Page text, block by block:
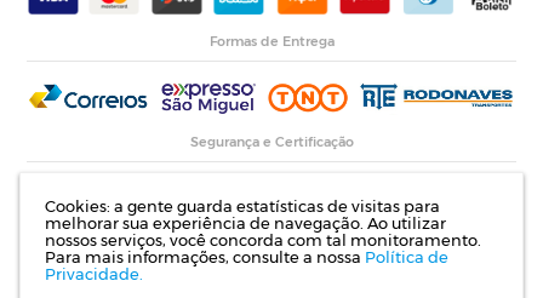
Cookies: a gente guarda estatísticas de visitas para
melhorar sua experiência de navegação. Ao utilizar
nossos serviços, você concorda com tal monitoramento.
Para mais informações, consulte a nossa Política de
Privacidade.
Formas de Entrega
Segurança e Certificação